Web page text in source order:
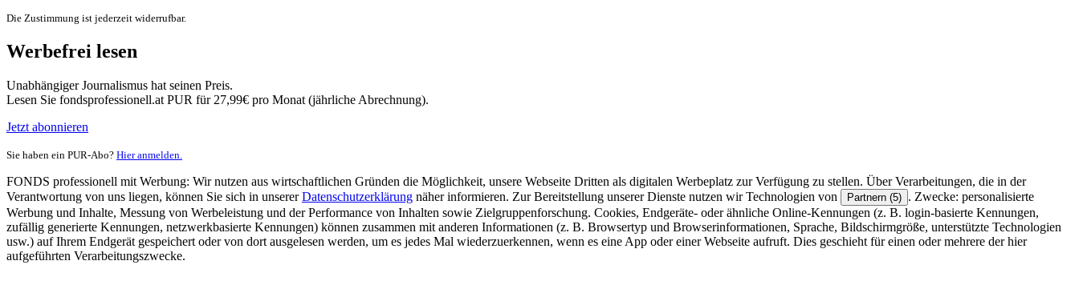
Die Zustimmung ist jederzeit widerrufbar.
Werbefrei lesen
Unabhängiger Journalismus hat seinen Preis.
Lesen Sie fondsprofessionell.at PUR für 27,99€ pro Monat (jährliche Abrechnung).
Jetzt abonnieren
Sie haben ein PUR-Abo? Hier anmelden.
FONDS professionell mit Werbung: Wir nutzen aus wirtschaftlichen Gründen die Möglichkeit, unsere Webseite Dritten als digitalen Werbeplatz zur Verfügung zu stellen. Über Verarbeitungen, die in der
Verantwortung von uns liegen, können Sie sich in unsererDatenschutzerklärung näher informieren. Zur Bereitstellung unserer Dienste nutzen wir Technologien von Partnern (5) . Zwecke: personalisierte
Werbung und Inhalte, Messung von Werbeleistung und der Performance von Inhalten sowie Zielgruppenforschung. Cookies, Endgeräte- oder ähnliche Online-Kennungen (z. B. login-basierte Kennungen,
zufällig generierte Kennungen, netzwerkbasierte Kennungen) können zusammen mit anderen Informationen (z. B. Browsertyp und Browserinformationen, Sprache, Bildschirmgröße, unterstützte Technologien
usw.) auf Ihrem Endgerät gespeichert oder von dort ausgelesen werden, um es jedes Mal wiederzuerkennen, wenn es eine App oder einer Webseite aufruft. Dies geschieht für einen oder mehrere der hier
aufgeführten Verarbeitungszwecke.